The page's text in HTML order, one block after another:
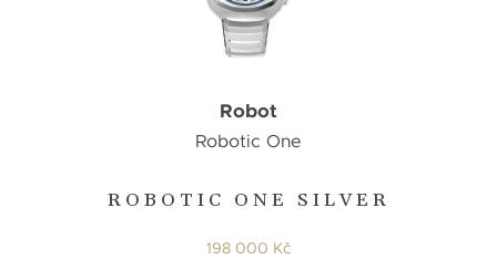
ROBOTIC ONE SILVER
Robot
Robotic One
198 000 Kč